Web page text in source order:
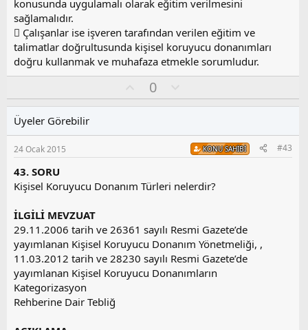
konusunda uygulamalı olarak eğitim verilmesini
sağlamalıdır.
 Çalışanlar ise işveren tarafından verilen eğitim ve
talimatlar doğrultusunda kişisel koruyucu donanımları
doğru kullanmak ve muhafaza etmekle sorumludur.
y
0
l
s
u
o
y
a
Üyeler Görebilir
24 Ocak 2015 KONU SAHIBI #43
43. SORU
Kişisel Koruyucu Donanım Türleri nelerdir?
İLGİLİ MEVZUAT
29.11.2006 tarih ve 26361 sayılı Resmi Gazete’de
yayımlanan Kişisel Koruyucu Donanım Yönetmeliği, ,
11.03.2012 tarih ve 28230 sayılı Resmi Gazete’de
yayımlanan Kişisel Koruyucu Donanımların
Kategorizasyon
Rehberine Dair Tebliğ